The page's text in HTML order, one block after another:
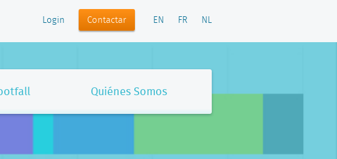
Login Contactar EN FR NL
Quiénes Somos